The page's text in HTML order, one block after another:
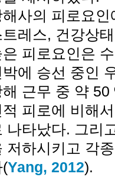
해사의 피로요
트레스, 건강상
은 피로요인은
박에 승선 중인
해 근무 중 약
적 피로에 비해
나타났다. 그리
저하시키고 각
(Yang, 2012).